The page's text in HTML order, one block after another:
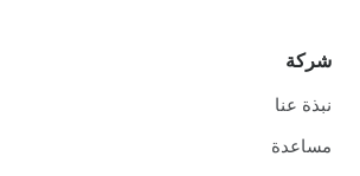
شركة
نبذة عنا
مساعدة